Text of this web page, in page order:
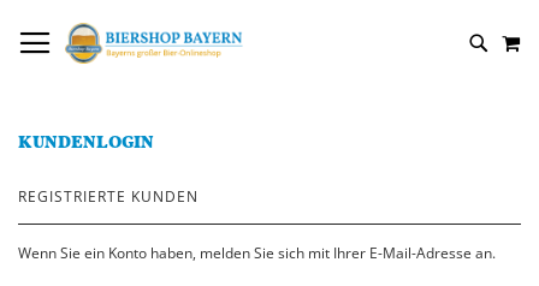
ZUM
INHALT
KUNDENLOGIN
REGISTRIERTE KUNDEN
Wenn Sie ein Konto haben, melden Sie sich mit Ihrer E-Mail-Adresse an.